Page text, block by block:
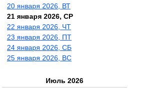
20 января 2026, ВТ
21 января 2026, СР
22 января 2026, ЧТ
23 января 2026, ПТ
24 января 2026, СБ
25 января 2026, ВС
Июль 2026